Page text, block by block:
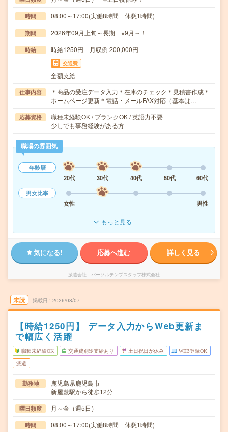
時間 08:00～17:00(実働8時間 休憩1時間)
期間 2026年09月上旬～長期 ※9月～！
時給 時給1250円 月収例 200,000円
交通費
全額支給
仕事内容
＊商品の受注データ入力＊在庫のチェック＊見積書作成＊
ホームページ更新＊電話・メールFAX対応（基本は…
応募資格
職種未経験OK / ブランクOK / 英語力不要
少しでも事務経験がある方
職場の雰囲気
年齢層
20代
30代 40代 50代
60代
男女比率
女性
男性
もっと見る
気になる! 応募へ進む 詳しく見る
派遣会社 パーソルテンプスタッフ株式会社
未読 掲載日 2026/08/07
【時給1250円】 データ入力からWeb更新ま
で幅広く活躍
職種未経験OK 交通費別途支給あり 土日祝日が休み WEB登録OK
派遣
勤務地
鹿児島県鹿児島市
新屋敷駅から徒歩12分
曜日頻度 月～金（週5日）
時間 08:00～17:00(実働8時間 休憩1時間)